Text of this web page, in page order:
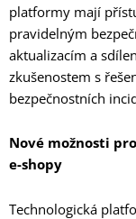
platformy mají
pravidelným
aktualizacím a
zkušenostem s
bezpečnostních
Nové možnosti
e-shopy
Technologická